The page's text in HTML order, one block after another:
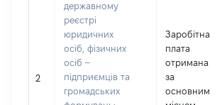
2
державному
реєстрі
юридичних
осіб, фізичних
осіб –
підприємців та
громадських
Заробітна
плата
отримана
за
основним